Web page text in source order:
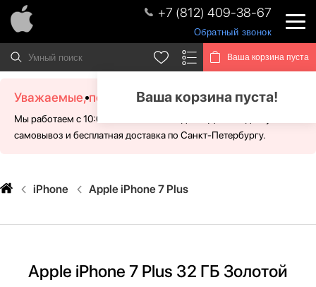
+7 (812) 409-38-67
Обратный звонок
Ваша корзина пуста
Ваша корзина пуста!
Уважаемые, посетители!
Мы работаем с 10:00 - 21:00 без выходных. Для Вас доступен
самовывоз и бесплатная доставка по Санкт-Петербургу.
iPhone Apple iPhone 7 Plus
Apple iPhone 7 Plus 32 ГБ Золотой